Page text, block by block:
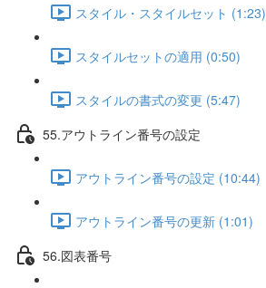
スタイル・スタイルセット (1:23)
スタイルセットの適用 (0:50)
スタイルの書式の変更 (5:47)
55.アウトライン番号の設定
アウトライン番号の設定 (10:44)
アウトライン番号の更新 (1:01)
56.図表番号